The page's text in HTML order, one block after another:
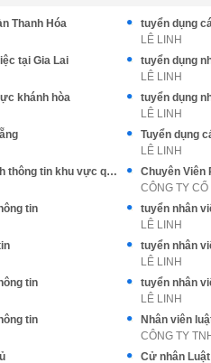
Thanh Hóa
tuyển dụng
LÊ LINH
tại Gia Lai
tuyển dụng
LÊ LINH
khánh hòa
tuyển dụng
LÊ LINH
Tuyển dụng
LÊ LINH
Tuyển dụng cán bộ pháp lý xác minh thông tin khu vực quảng nam
Chuyên Viên
CÔNG TY
tin
tuyển nhân
LÊ LINH
tuyển nhân
LÊ LINH
tin
tuyển nhân
LÊ LINH
tin
Nhân viên
CÔNG TY
Cử nhân